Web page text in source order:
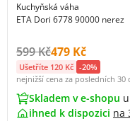
Kuchyňská váha
ETA Dori 6778 90000 nerez
Původní cena s DPH:
599 KčCena s DPH:
479 Kč
Ušetříte 120 Kč -20%
nejnižší cena za posledních 30
Skladem v e-shopu
ihned k dispozici na